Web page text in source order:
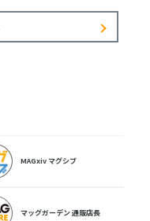
MAGxiv マグシブ
マッグガーデン 通販店長